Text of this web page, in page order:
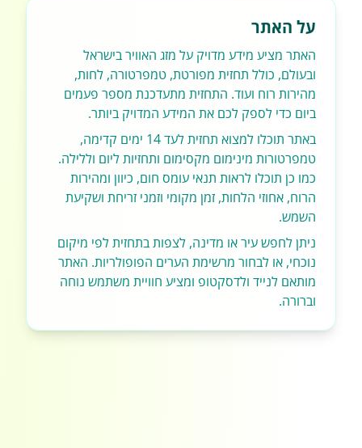
על האתר
האתר מציע מידע מדויק על מזג האוויר בישראל
ובעולם, כולל תחזית מפורטת, טמפרטורה, לחות,
מהירות רוח ועוד. התחזית מתעדכנת מספר פעמים
ביום כדי לספק לכם את המידע המדויק ביותר.
באתר תוכלו למצוא תחזית לעד 14 ימים קדימה,
טמפרטורות מינימום מקסימום ותחזיות ליום וללילה.
כמו כן תוכלו לראות תנאי עומס חום, כיוון ומהירות
הרוח, אחוזי הלחות, זמן מקומי וזמני זריחת ושקיעת
השמש.
ניתן לחפש עיר או מדינה, לצפות בתחזית לפי מיקום
נוכחי, או לבחור מרשימת הערים הפופולריות. האתר
מותאם לנייד ולדסקטופ ומציע חוויית משתמש נוחה
וברורה.